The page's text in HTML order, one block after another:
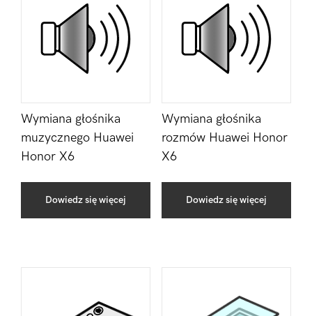
Wymiana głośnika
muzycznego Huawei
Honor X6
Dowiedz się więcej
Wymiana głośnika
rozmów Huawei Honor
X6
Dowiedz się więcej